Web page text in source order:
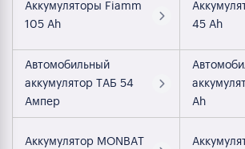
Аккумуляторы Fiamm
105 Ah
45 Ah
Автомобильный
аккумулятор ТАБ 54
Ампер
Ah
Аккумулятор MONBAT